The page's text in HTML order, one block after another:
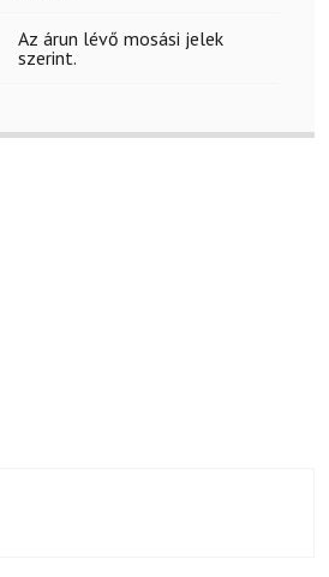
Az árun lévő mosási jelek
szerint.